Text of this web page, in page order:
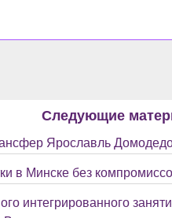
Следующие
Ярославль
в Минске без
интегрированного